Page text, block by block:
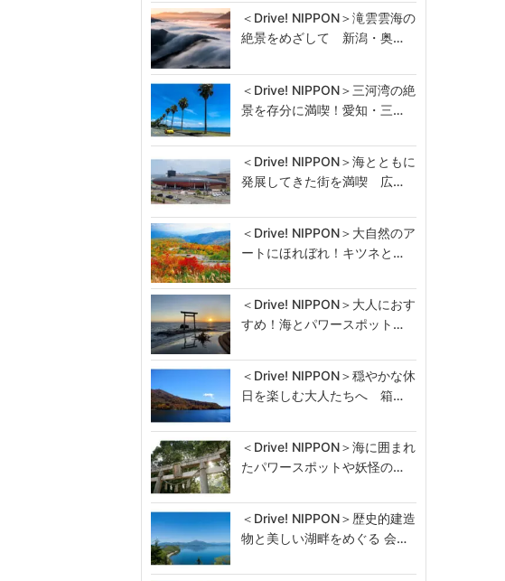
＜Drive! NIPPON＞滝雲雲海の
絶景をめざして 新潟・奥…
＜Drive! NIPPON＞三河湾の絶
景を存分に満喫！愛知・三…
＜Drive! NIPPON＞海とともに
発展してきた街を満喫 広…
＜Drive! NIPPON＞大自然のア
ートにほれぼれ！キツネと…
＜Drive! NIPPON＞大人におす
すめ！海とパワースポット…
＜Drive! NIPPON＞穏やかな休
日を楽しむ大人たちへ 箱…
＜Drive! NIPPON＞海に囲まれ
たパワースポットや妖怪の…
＜Drive! NIPPON＞歴史的建造
物と美しい湖畔をめぐる 会…